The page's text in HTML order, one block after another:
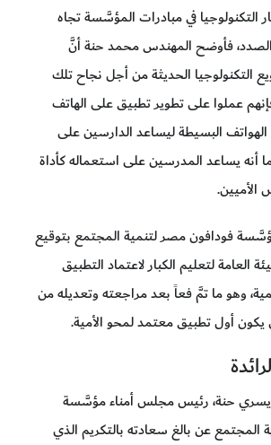
التكنولوجيا في مبادرات المؤسَّسة تجاه
فأوضح المهندس محمد حنة أنَّ
التكنولوجيا الحديثة من أجل نجاح تلك
عملوا على تطوير تطبيق على الهاتف
البسيطة ليساعد الدارسين على
أنه يساعد المدرسين على استعماله كأداة
الأميين.
قامت مؤسَّسة فودافون مصر لتنمية المجتمع بتوقيع
العامة لتعليم الكبار لاعتماد التطبيق
وهو ما تمَّ فعاً بعد مراجعته وتعديله من
يكون أول تطبيق معتمد لمحو الأمية.
حنة، رئيس مجلس أمناء مؤسَّسة
عن بالغ سعادته بالتكريم الذي